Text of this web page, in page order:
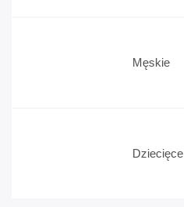
Męskie
Dziecięce